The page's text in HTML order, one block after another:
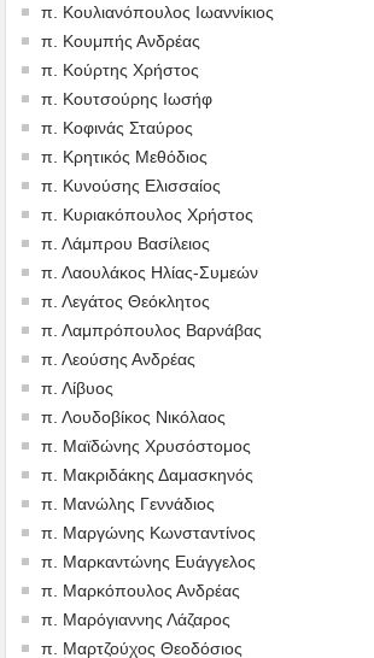
π. Κουλιανόπουλος Ιωαννίκιος
π. Κουμπής Ανδρέας
π. Κούρτης Χρήστος
π. Κουτσούρης Ιωσήφ
π. Κοφινάς Σταύρος
π. Κρητικός Μεθόδιος
π. Κυνούσης Ελισσαίος
π. Κυριακόπουλος Χρήστος
π. Λάμπρου Βασίλειος
π. Λαουλάκος Ηλίας-Συμεών
π. Λεγάτος Θεόκλητος
π. Λαμπρόπουλος Βαρνάβας
π. Λεούσης Ανδρέας
π. Λίβυος
π. Λουδοβίκος Νικόλαος
π. Μαϊδώνης Χρυσόστομος
π. Μακριδάκης Δαμασκηνός
π. Μανώλης Γεννάδιος
π. Μαργώνης Κωνσταντίνος
π. Μαρκαντώνης Ευάγγελος
π. Μαρκόπουλος Ανδρέας
π. Μαρόγιαννης Λάζαρος
π. Μαρτζούχος Θεοδόσιος